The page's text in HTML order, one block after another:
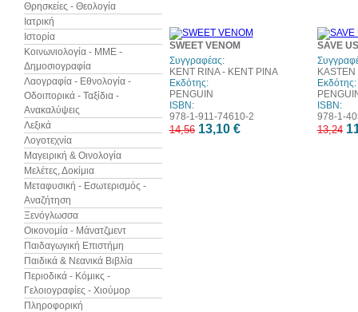
Θρησκείες - Θεολογία
Ιατρική
Ιστορία
Κοινωνιολογία - ΜΜΕ -
Δημοσιογραφία
Λαογραφία - Εθνολογία -
Οδοιπορικά - Ταξίδια -
Ανακαλύψεις
Λεξικά
Λογοτεχνία
Μαγειρική & Οινολογία
Μελέτες, Δοκίμια
Μεταφυσική - Εσωτερισμός -
Αναζήτηση
Ξενόγλωσσα
Οικονομία - Μάνατζμεντ
Παιδαγωγική Επιστήμη
Παιδικά & Νεανικά Βιβλία
Περιοδικά - Κόμικς -
Γελοιογραφίες - Χιούμορ
Πληροφορική
SWEET VENOM
Συγγραφέας:
KENT RINA - ΚΕΝΤ ΡΙΝΑ
Εκδότης:
PENGUIN
ISBN:
978-1-911-74610-2
14,56 13,10 €
SAVE US
Εκδότης:
ISBN:
978-1-
13,24